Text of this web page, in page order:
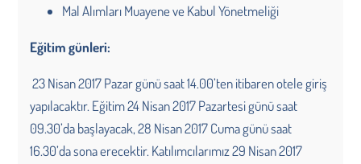
Mal Alımları Muayene ve Kabul Yönetmeliği
Eğitim günleri:
23 Nisan 2017 Pazar günü saat 14.00’ten itibaren otele giriş
yapılacaktır. Eğitim 24 Nisan 2017 Pazartesi günü saat
09.30’da başlayacak, 28 Nisan 2017 Cuma günü saat
16.30’da sona erecektir. Katılımcılarımız 29 Nisan 2017